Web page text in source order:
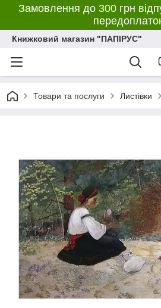
Замовлення до 300 грн
Книжковий магазин "ПАПІРУС"
Товари та послуги Листівки